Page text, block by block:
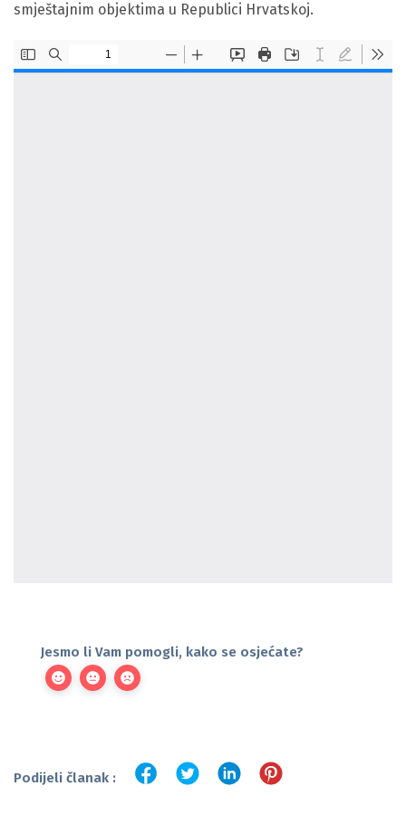
smještajnim objektima u Republici Hrvatskoj.
Jesmo li Vam pomogli, kako se osjećate?
Podijeli članak :